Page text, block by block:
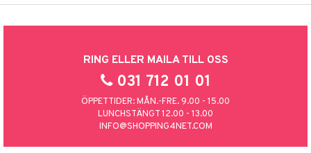
RING ELLER MAILA TILL OSS
031 712 01 01
ÖPPETTIDER: MÅN.-FRE. 9.00 - 15.00
LUNCHSTÄNGT 12.00 - 13.00
INFO@SHOPPING4NET.COM